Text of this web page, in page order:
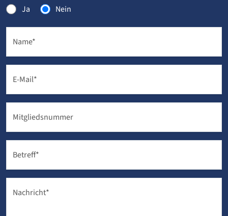
Ja Nein
Name*
E-Mail*
Mitgliedsnummer
Betreff*
Nachricht*